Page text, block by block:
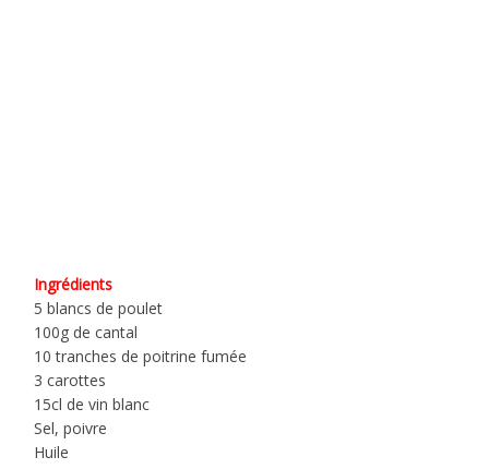
Ingrédients
5 blancs de poulet
100g de cantal
10 tranches de poitrine fumée
3 carottes
15cl de vin blanc
Sel, poivre
Huile